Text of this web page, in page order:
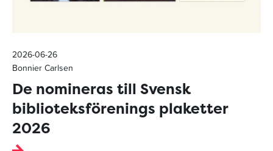
2026-06-26
Bonnier Carlsen
De nomineras till Svensk
biblioteksförenings plaketter
2026